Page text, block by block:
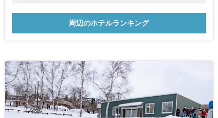
周辺のホテルランキング